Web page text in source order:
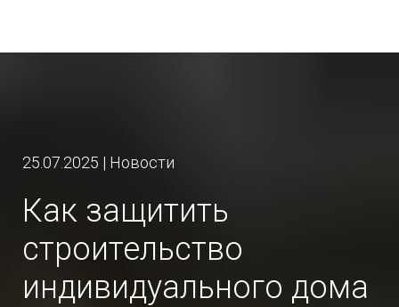
25.07.2025 | Новости
Как защитить
строительство
индивидуального дома